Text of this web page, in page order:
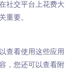
社交平台上花费大
重要。
查看使用这些应用
，您还可以查看附